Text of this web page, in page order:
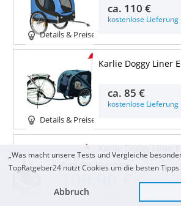
Zum Top Angebot
KOSTENLOSE LIEFERUNG
Details & Preise
ca. 110 €
kostenlose Lieferung
Details & Preise
Karlie Doggy Liner
ca.85 €
kostenlose Lieferung
Karlie Doggy Liner
„Was macht unsere Tests und Vergleiche
TopRatgeber24 nutzt Cookies um die besten
Abbruch